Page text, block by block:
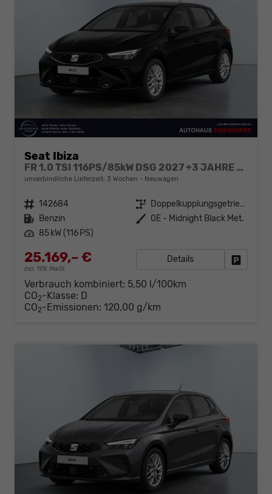
Seat Ibiza
FR 1.0 TSI 116PS/85kW DSG 2027 +3 JAHRE ERW. GARANTIE+18" ALU PERFORMANCE+KESSY+FULL LED+SAFE&DRIVING XL+ANHÄNGER VORBEREITUNG+10,25" DIGITAL COCKPIT
unverbindliche Lieferzeit: 3 Wochen Neuwagen
Fahrzeugnr. 142684 Getriebe
Doppelkupplungsgetriebe (DSG)
Kraftstoff Benzin Außenfarbe 0E - Midnight Black Met.
Leistung 85 kW (116 PS)
25.169,– €
incl. 19% MwSt.
Details
Verbrauch kombiniert: 5,50 l/100km
CO2-Klasse: D
CO2-Emissionen: 120,00 g/km